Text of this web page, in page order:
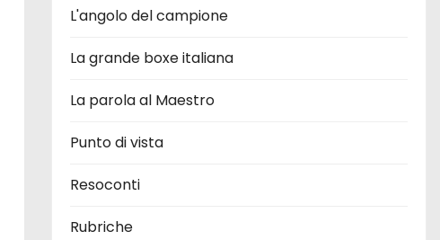
L'angolo del campione
La grande boxe italiana
La parola al Maestro
Punto di vista
Resoconti
Rubriche